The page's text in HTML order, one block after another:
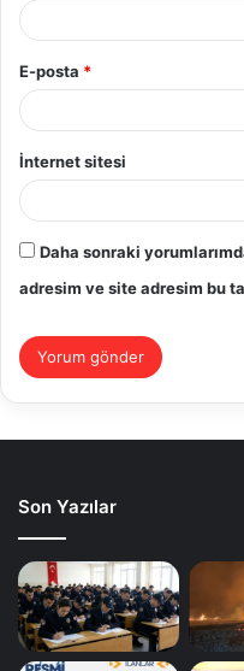
E-posta *
İnternet sitesi
Daha sonraki
adresim ve site adresim bu
Son Yazılar